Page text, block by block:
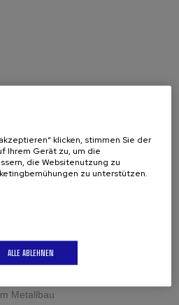
Metallbau
klicken, stimmen Sie der
Ihrem Gerät zu, um die
die Websitenutzung zu
zu unterstützen.
ALLE ABLEHNEN